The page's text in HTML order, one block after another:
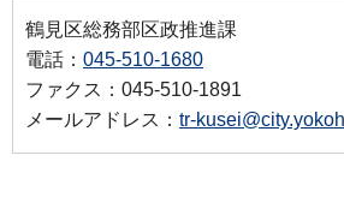
鶴見区総務部区政推進課
電話： 045-510-1680
ファクス：045-510-1891
メールアドレス： tr-